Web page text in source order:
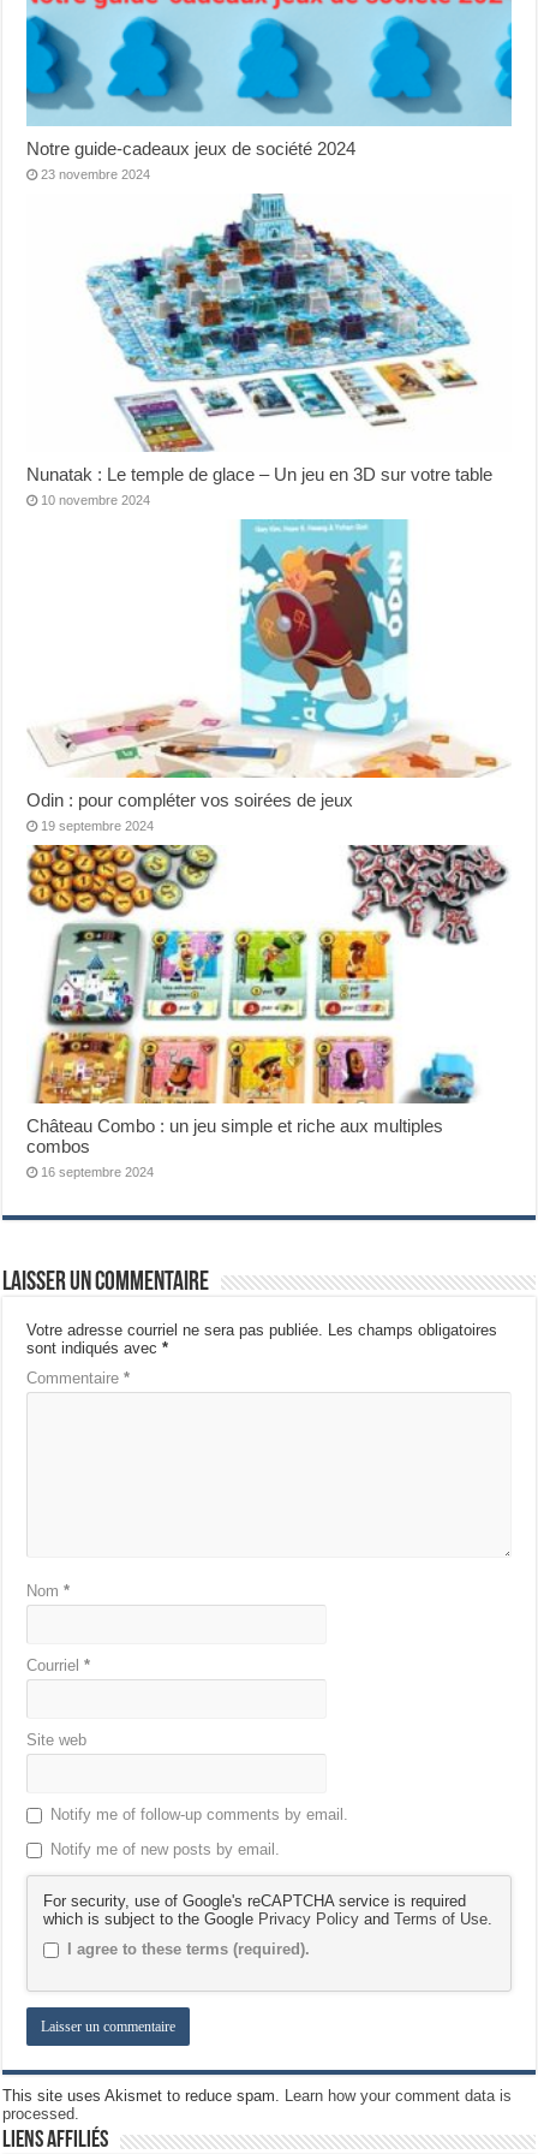
Notre guide-cadeaux jeux de société 2024
23 novembre 2024
Nunatak : Le temple de glace – Un jeu en 3D sur votre table
10 novembre 2024
Odin : pour compléter vos soirées de jeux
19 septembre 2024
Château Combo : un jeu simple et riche aux multiples
combos
16 septembre 2024
Laisser un commentaire
Votre adresse courriel ne sera pas publiée. Les champs obligatoires
sont indiqués avec*
Commentaire*
Nom*
Courriel*
Site web
Notify me of follow-up comments by email.
Notify me of new posts by email.
For security, use of Google's reCAPTCHA service is required
which is subject to the Google Privacy Policy andTerms of Use
I agree to these terms (required).
This site uses Akismet to reduce spam. Learn how your comment data is
processed.
Liens Affiliés